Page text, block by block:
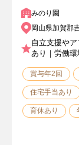
みのり園
岡山県加賀郡
自立支援や
あり｜労働
賞与年2回
住宅手当あり
育休あり